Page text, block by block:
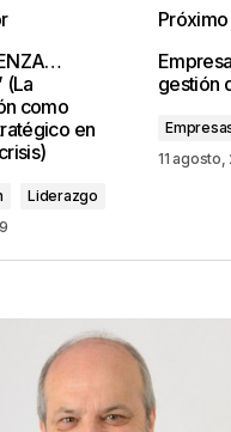
Los campos
con
*
*
(La
como
en
Liderazgo
gestión
11